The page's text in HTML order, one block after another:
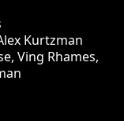
Kurtzman
Ving Rhames,